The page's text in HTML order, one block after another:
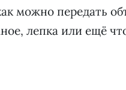
можно передать
лепка или ещё